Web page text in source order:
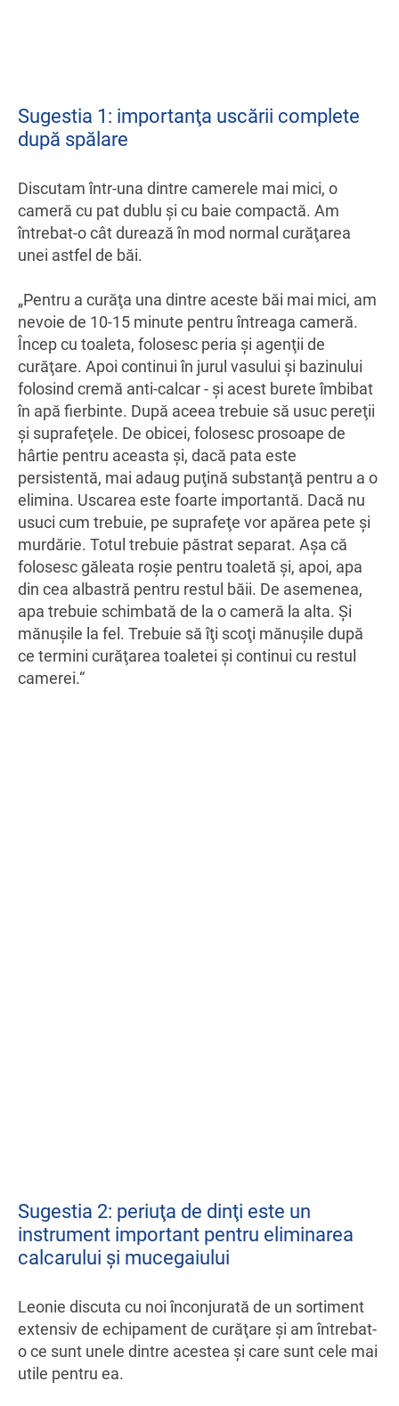
Sugestia 1: importanţa uscării complete
după spălare
Discutam într-una dintre camerele mai mici, o
cameră cu pat dublu şi cu baie compactă. Am
întrebat-o cât durează în mod normal curăţarea
unei astfel de băi.
„Pentru a curăţa una dintre aceste băi mai mici, am
nevoie de 10-15 minute pentru întreaga cameră.
Încep cu toaleta, folosesc peria şi agenţii de
curăţare. Apoi continui în jurul vasului şi bazinului
folosind cremă anti-calcar - şi acest burete îmbibat
în apă fierbinte. După aceea trebuie să usuc pereţii
şi suprafeţele. De obicei, folosesc prosoape de
hârtie pentru aceasta şi, dacă pata este
persistentă, mai adaug puţină substanţă pentru a o
elimina. Uscarea este foarte importantă. Dacă nu
usuci cum trebuie, pe suprafeţe vor apărea pete şi
murdărie. Totul trebuie păstrat separat. Aşa că
folosesc găleata roşie pentru toaletă şi, apoi, apa
din cea albastră pentru restul băii. De asemenea,
apa trebuie schimbată de la o cameră la alta. Şi
mănuşile la fel. Trebuie să îţi scoţi mănuşile după
ce termini curăţarea toaletei şi continui cu restul
camerei.“
Sugestia 2: periuţa de dinţi este un
instrument important pentru eliminarea
calcarului şi mucegaiului
Leonie discuta cu noi înconjurată de un sortiment
extensiv de echipament de curăţare şi am întrebat-
o ce sunt unele dintre acestea şi care sunt cele mai
utile pentru ea.